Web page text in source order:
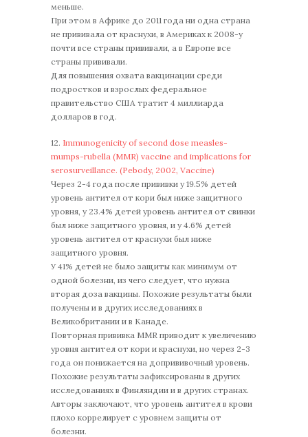
меньше.
При этом в Африке до 2011 года ни одна страна
не прививала от краснухи, в Америках к 2008-у
почти все страны прививали, а в Европе все
страны прививали.
Для повышения охвата вакцинации среди
подростков и взрослых федеральное
правительство США тратит 4 миллиарда
долларов в год.
12. Immunogenicity of second dose measles-
mumps-rubella (MMR) vaccine and implications for
serosurveillance. (Pebody, 2002, Vaccine)
Через 2-4 года после прививки у 19.5% детей
уровень антител от кори был ниже защитного
уровня, у 23.4% детей уровень антител от свинки
был ниже защитного уровня, и у 4.6% детей
уровень антител от краснухи был ниже
защитного уровня.
У 41% детей не было защиты как минимум от
одной болезни, из чего следует, что нужна
вторая доза вакцины. Похожие результаты были
получены и в других исследованиях в
Великобритании и в Канаде.
Повторная прививка MMR приводит к увеличению
уровня антител от кори и краснухи, но через 2-3
года он понижается на допрививочный уровень.
Похожие результаты зафиксированы в других
исследованиях в Финляндии и в других странах.
Авторы заключают, что уровень антител в крови
плохо коррелирует с уровнем защиты от
болезни.